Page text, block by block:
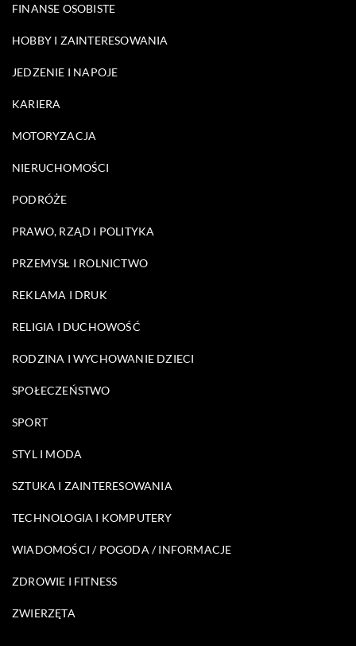
FINANSE OSOBISTE
HOBBY I ZAINTERESOWANIA
JEDZENIE I NAPOJE
KARIERA
MOTORYZACJA
NIERUCHOMOŚCI
PODRÓŻE
PRAWO, RZĄD I POLITYKA
PRZEMYSŁ I ROLNICTWO
REKLAMA I DRUK
RELIGIA I DUCHOWOŚĆ
RODZINA I WYCHOWANIE DZIECI
SPOŁECZEŃSTWO
SPORT
STYL I MODA
SZTUKA I ZAINTERESOWANIA
TECHNOLOGIA I KOMPUTERY
WIADOMOŚCI / POGODA / INFORMACJE
ZDROWIE I FITNESS
ZWIERZĘTA